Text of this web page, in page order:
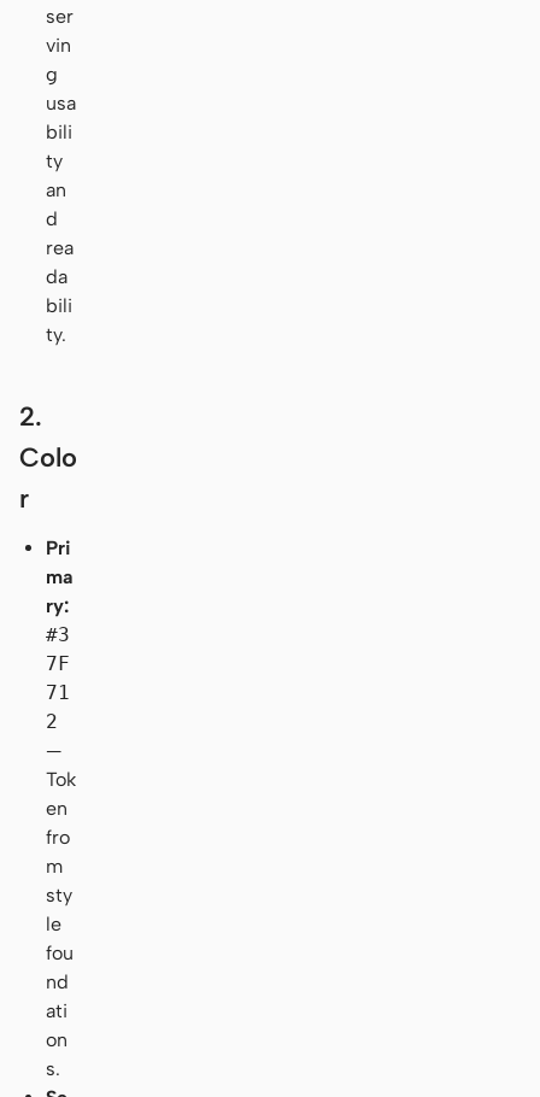
ser
vin
g
usa
bili
ty
an
d
rea
da
bili
ty.
2.
Colo
r
Pri
ma
ry:
#3
7F
71
2
—
Tok
en
fro
m
sty
le
fou
nd
ati
on
s.